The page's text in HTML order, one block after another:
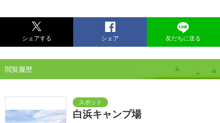
シェアする シェア 友だちに送る
閲覧履歴
白浜キャンプ場